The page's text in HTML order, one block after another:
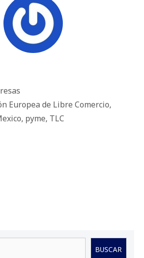
Europea de Libre Comercio,
, pyme, TLC
BUSCAR